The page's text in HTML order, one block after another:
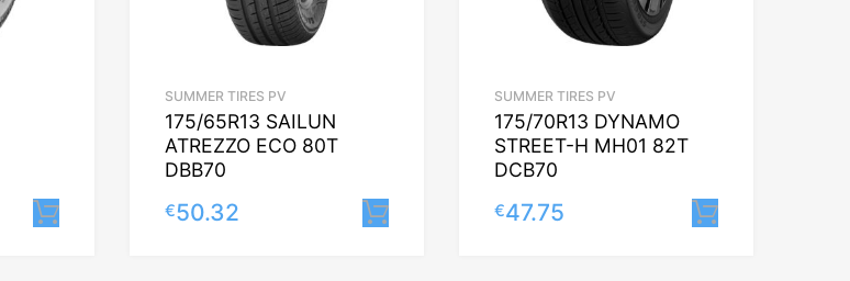
Lisa korvi
SUMMER TIRES PV
175/65R13 SAILUN
ATREZZO ECO 80T
DBB70
€50.32 Lisa korvi
SUMMER TIRES PV
175/70R13 DYNAMO
STREET-H MH01 82T
DCB70
€47.75